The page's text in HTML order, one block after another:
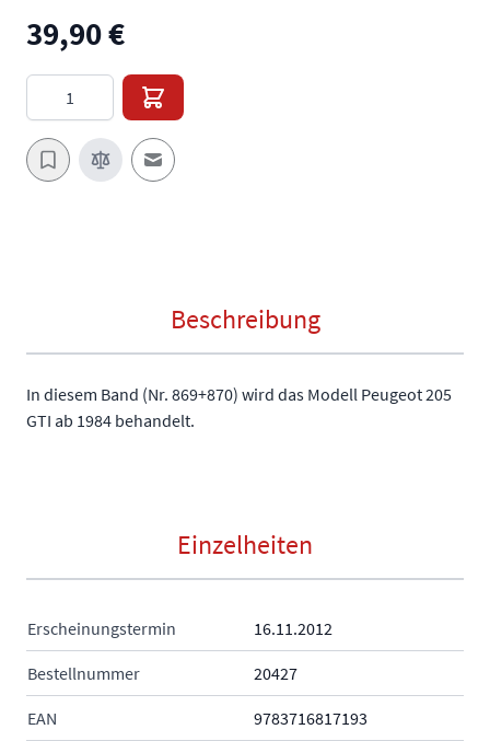
39,90 €
E-Mail an einen Freund
Beschreibung
In diesem Band (Nr. 869+870) wird das Modell Peugeot 205
GTI ab 1984 behandelt.
Einzelheiten
Erscheinungstermin 16.11.2012
Bestellnummer 20427
EAN 9783716817193